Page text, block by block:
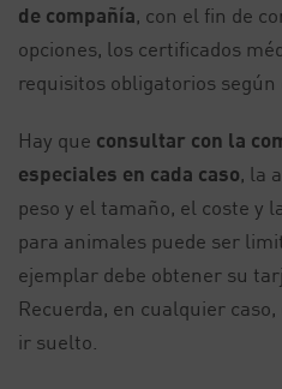
de compañía, con el fin de
opciones, los certificados
requisitos obligatorios según
Hay que consultar con la
especiales en cada caso, la
peso y el tamaño, el coste y
para animales puede ser
ejemplar debe obtener su
Recuerda, en cualquier
ir suelto.